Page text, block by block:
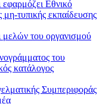
Eθνικό
τυπικής εκπαίδευσης
μελών του οργανισμού
του
κατάλογος
Συμπεριφοράς